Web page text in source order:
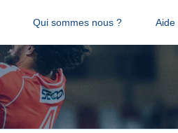
Qui sommes nous ? Aide